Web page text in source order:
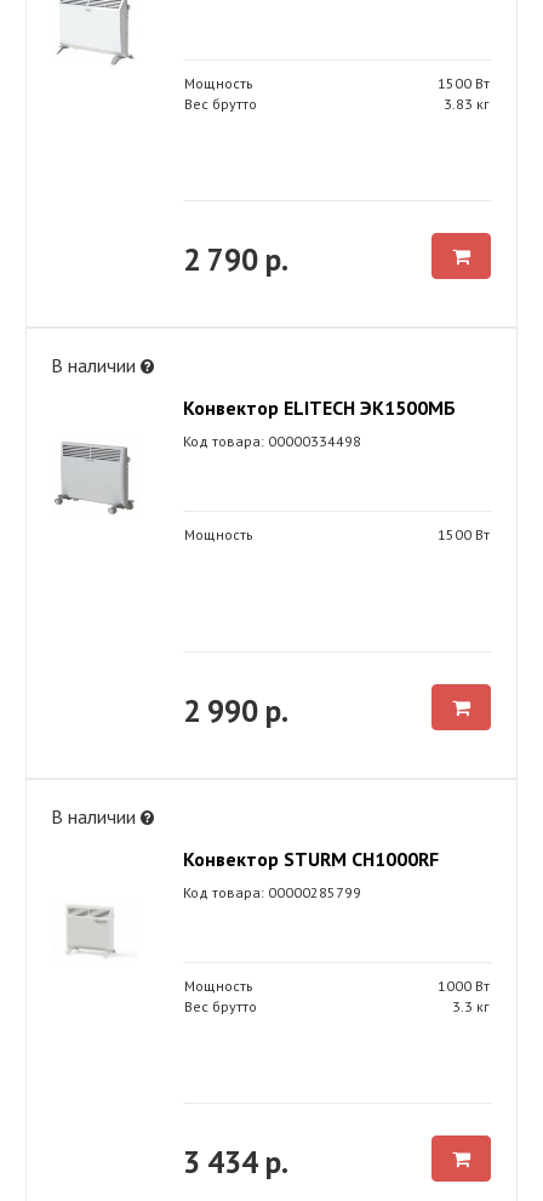
Мощность
1500 Вт
Вес брутто
3.83 кг
2 790 р.
В наличии
Конвектор ELITECH ЭК1500МБ
Код товара: 00000334498
Мощность 1500 Вт
2 990 р.
В наличии
Конвектор STURM CH1000RF
Код товара: 00000285799
Мощность
1000 Вт
Вес брутто
3.3 кг
3 434 р.